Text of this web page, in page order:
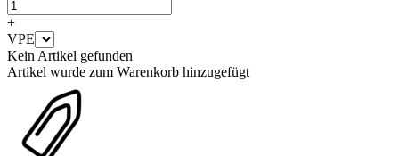
+
VPE
Kein Artikel gefunden
Artikel wurde zum Warenkorb hinzugefügt